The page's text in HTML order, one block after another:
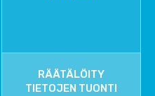
RÄÄTÄLÖITY
TIETOJEN TUONTI